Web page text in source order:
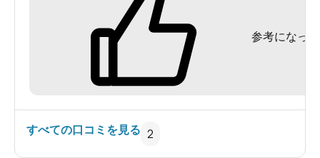
最近ＨＰが出来たようで、画面いっぱいの笑顔が
見られます。
ホテルニュー川治で検索すると出てきます。
まるで気の合う姉の家に泊まりに来てもてなされ
とても温かいおもてなしをしてくれる宿です。
参考になった
すべての口コミを見る 2